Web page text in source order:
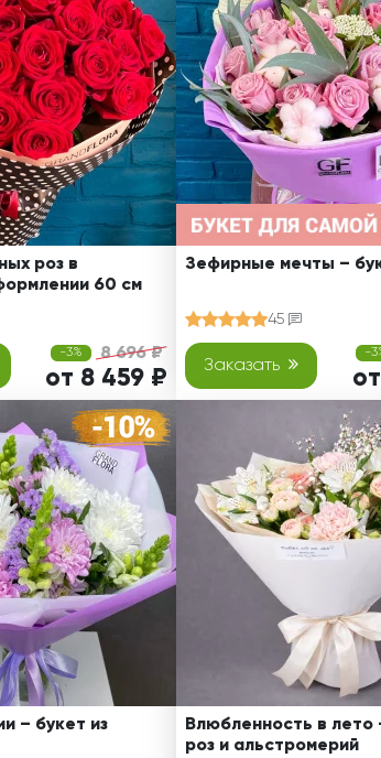
букеты
Смешанные
Хризантемы
Эустома
Юбилей
роз в
60 см
-3% 8 696 ₽
от 8 459 ₽
Зефирные мечты –
45
Заказать
-
– букет из
Влюбленность в лето
роз и альстромерий